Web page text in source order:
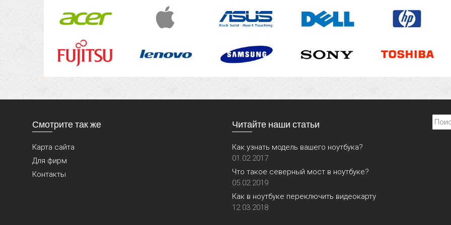
Смотрите так же
Карта сайта
Для фирм
Контакты
Читайте наши статьи
Как узнать модель вашего ноутбука?
01.02.2017
Что такое северный мост в ноутбуке?
05.02.2019
Как в ноутбуке переключить видеокарту
12.03.2018